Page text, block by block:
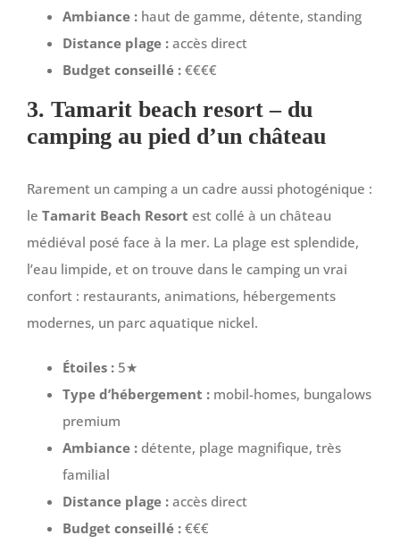
Ambiance : haut de gamme, détente, standing
Distance plage : accès direct
Budget conseillé : €€€€
3. Tamarit beach resort – du
camping au pied d’un château
Rarement un camping a un cadre aussi photogénique :
le Tamarit Beach Resort est collé à un château
médiéval posé face à la mer. La plage est splendide,
l’eau limpide, et on trouve dans le camping un vrai
confort : restaurants, animations, hébergements
modernes, un parc aquatique nickel.
Étoiles : 5★
Type d’hébergement : mobil-homes, bungalows
premium
Ambiance : détente, plage magnifique, très
familial
Distance plage : accès direct
Budget conseillé : €€€